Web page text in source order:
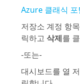
Azure 클래식 포
저장소 계정 항
릭하고 삭제를
-또는-
대시보드를 열